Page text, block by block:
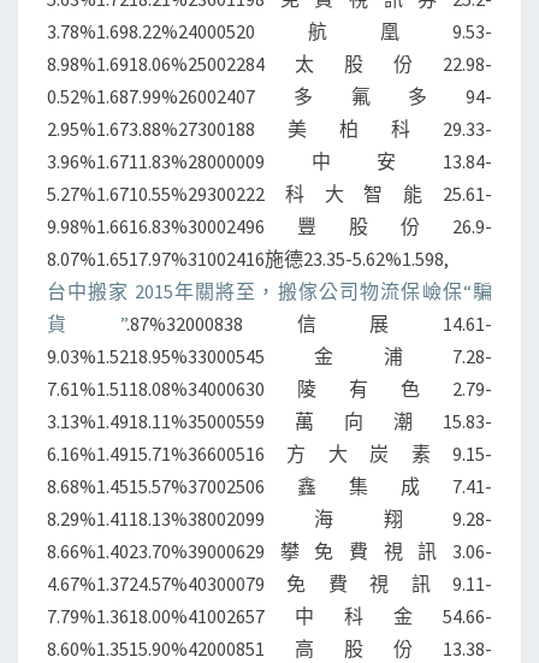
3.78%1.698.22%24000520航凰9.53-
8.98%1.6918.06%25002284太股份22.98-
0.52%1.687.99%26002407多氟多94-
2.95%1.673.88%27300188美柏科29.33-
3.96%1.6711.83%28000009中安13.84-
5.27%1.6710.55%29300222科大智能25.61-
9.98%1.6616.83%30002496豐股份26.9-
8.07%1.6517.97%31002416施德23.35-5.62%1.598,
台中搬家 2015年關將至，搬傢公司物流保嶮保“騙
貨”.87%32000838信展14.61-
9.03%1.5218.95%33000545金浦7.28-
7.61%1.5118.08%34000630陵有色2.79-
3.13%1.4918.11%35000559萬向潮15.83-
6.16%1.4915.71%36600516方大炭素9.15-
8.68%1.4515.57%37002506鑫集成7.41-
8.29%1.4118.13%38002099海翔9.28-
8.66%1.4023.70%39000629攀免費視訊3.06-
4.67%1.3724.57%40300079免費視訊9.11-
7.79%1.3618.00%41002657中科金54.66-
8.60%1.3515.90%42000851高股份13.38-